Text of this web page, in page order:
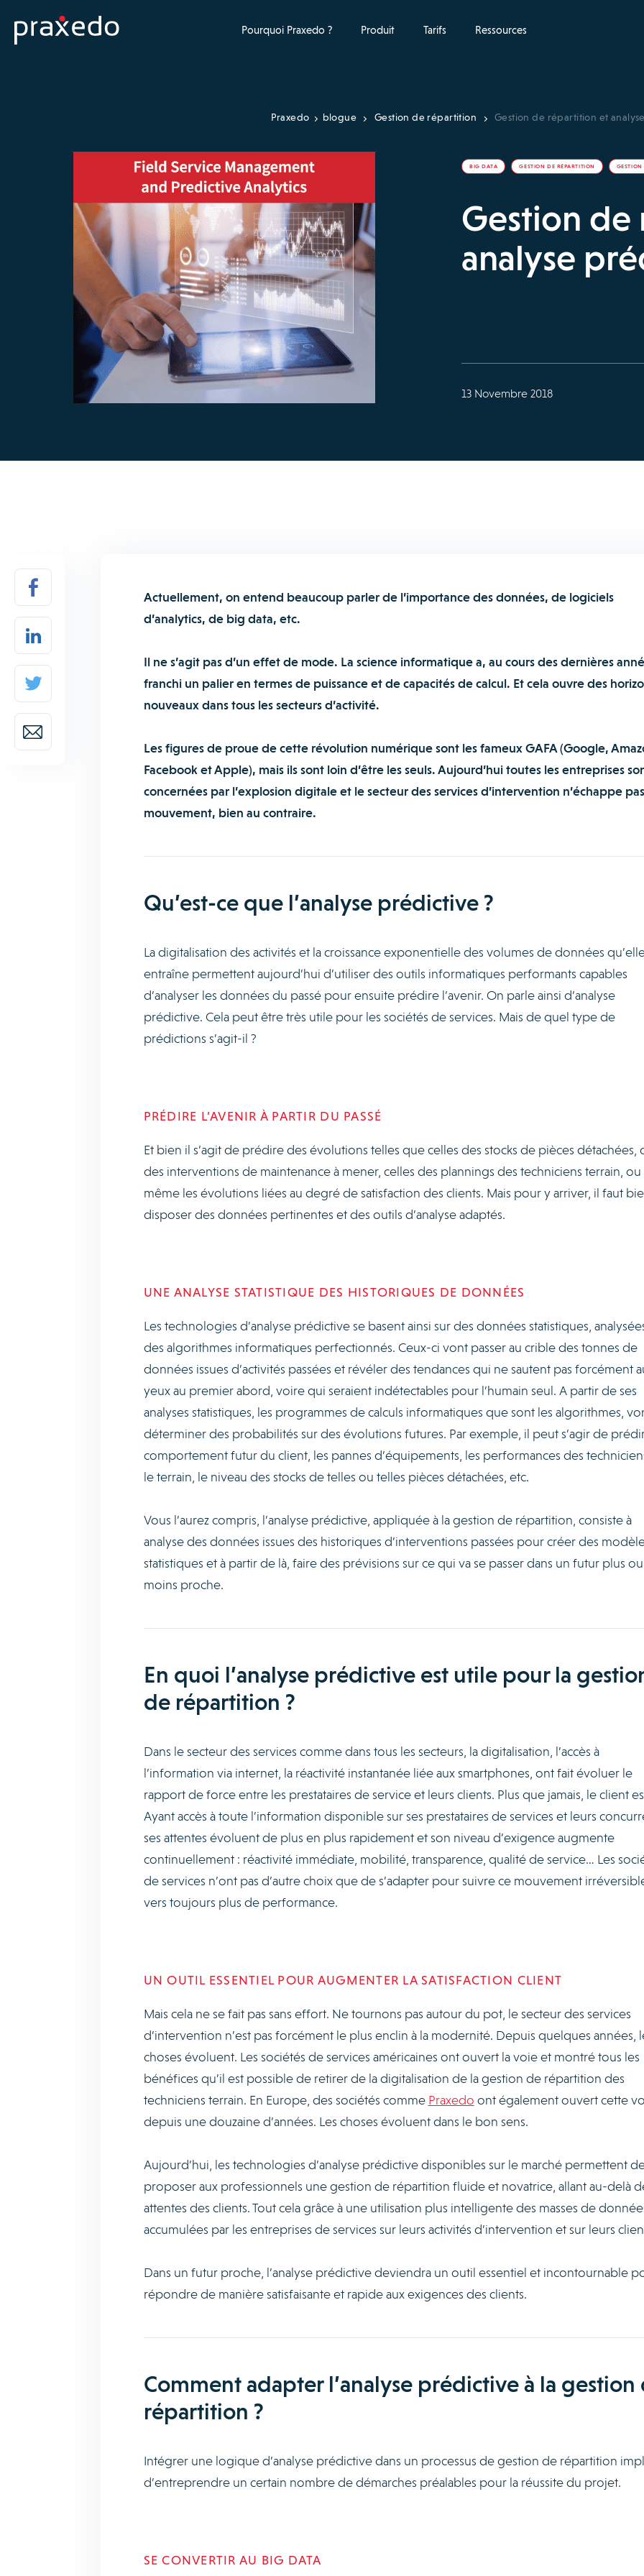
Pourquoi Praxedo ? Produit Tarifs Ressources
Praxedo blogue Gestion de répartition Gestion de répartition et
BIG DATA GESTION DE RÉPARTITION GESTION
Gestion
analyse
13 Novembre 2018
Actuellement, on entend beaucoup parler de l’importance des données, de logiciels
d’analytics, de big data, etc.
Il ne s’agit pas d’un effet de mode. La science informatique a, au cours des dernières
franchi un palier en termes de puissance et de capacités de calcul. Et cela ouvre des
nouveaux dans tous les secteurs d’activité.
Les figures de proue de cette révolution numérique sont les fameux GAFA (Google,
Facebook et Apple), mais ils sont loin d’être les seuls. Aujourd’hui toutes les entreprises
concernées par l’explosion digitale et le secteur des services d’intervention n’échappe
mouvement, bien au contraire.
Qu’est-ce que l’analyse prédictive ?
La digitalisation des activités et la croissance exponentielle des volumes de données
entraîne permettent aujourd’hui d’utiliser des outils informatiques performants capables
d’analyser les données du passé pour ensuite prédire l’avenir. On parle ainsi d’analyse
prédictive. Cela peut être très utile pour les sociétés de services. Mais de quel type de
prédictions s’agit-il ?
PRÉDIRE L’AVENIR À PARTIR DU PASSÉ
Et bien il s’agit de prédire des évolutions telles que celles des stocks de pièces détachées,
des interventions de maintenance à mener, celles des plannings des techniciens terrain, ou
même les évolutions liées au degré de satisfaction des clients. Mais pour y arriver, il faut
disposer des données pertinentes et des outils d’analyse adaptés.
UNE ANALYSE STATISTIQUE DES HISTORIQUES DE DONNÉES
Les technologies d’analyse prédictive se basent ainsi sur des données statistiques,
des algorithmes informatiques perfectionnés. Ceux-ci vont passer au crible des tonnes de
données issues d’activités passées et révéler des tendances qui ne sautent pas forcément
yeux au premier abord, voire qui seraient indétectables pour l’humain seul. A partir de ses
analyses statistiques, les programmes de calculs informatiques que sont les algorithmes,
déterminer des probabilités sur des évolutions futures. Par exemple, il peut s’agir de
comportement futur du client, les pannes d’équipements, les performances des
le terrain, le niveau des stocks de telles ou telles pièces détachées, etc.
Vous l’aurez compris, l’analyse prédictive, appliquée à la gestion de répartition, consiste à
analyse des données issues des historiques d’interventions passées pour créer des
statistiques et à partir de là, faire des prévisions sur ce qui va se passer dans un futur plus ou
moins proche.
En quoi l’analyse prédictive est utile pour la
de répartition ?
Dans le secteur des services comme dans tous les secteurs, la digitalisation, l’accès à
l’information via internet, la réactivité instantanée liée aux smartphones, ont fait évoluer le
rapport de force entre les prestataires de service et leurs clients. Plus que jamais, le client
Ayant accès à toute l’information disponible sur ses prestataires de services et leurs
ses attentes évoluent de plus en plus rapidement et son niveau d’exigence augmente
continuellement : réactivité immédiate, mobilité, transparence, qualité de service… Les
de services n’ont pas d’autre choix que de s’adapter pour suivre ce mouvement
vers toujours plus de performance.
UN OUTIL ESSENTIEL POUR AUGMENTER LA SATISFACTION CLIENT
Mais cela ne se fait pas sans effort. Ne tournons pas autour du pot, le secteur des services
d’intervention n’est pas forcément le plus enclin à la modernité. Depuis quelques années,
choses évoluent. Les sociétés de services américaines ont ouvert la voie et montré tous les
bénéfices qu’il est possible de retirer de la digitalisation de la gestion de répartition des
techniciens terrain. En Europe, des sociétés comme Praxedo ont également ouvert cette
depuis une douzaine d’années. Les choses évoluent dans le bon sens.
Aujourd’hui, les technologies d’analyse prédictive disponibles sur le marché permettent
proposer aux professionnels une gestion de répartition fluide et novatrice, allant au-delà
attentes des clients. Tout cela grâce à une utilisation plus intelligente des masses de
accumulées par les entreprises de services sur leurs activités d’intervention et sur leurs
Dans un futur proche, l’analyse prédictive deviendra un outil essentiel et incontournable
répondre de manière satisfaisante et rapide aux exigences des clients.
Comment adapter l’analyse prédictive à la gestion
répartition ?
Intégrer une logique d’analyse prédictive dans un processus de gestion de répartition
d’entreprendre un certain nombre de démarches préalables pour la réussite du projet.
SE CONVERTIR AU BIG DATA